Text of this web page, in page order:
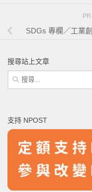
SDGs 專欄／工業
搜尋站上文章
搜
尋
字:
支持 NPOST